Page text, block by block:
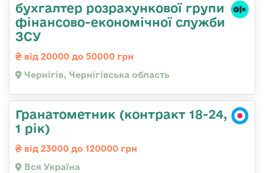
бухгалтер розрахункової групи
фінансово-економічної служби
ЗСУ
від 20000 до 50000 грн
Чернігів, Чернігівська область
Гранатометник (контракт 18-24,
1 рік)
від 23000 до 120000 грн
Вся Україна